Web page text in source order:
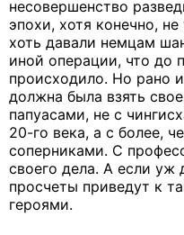
несовершенство
эпохи, хотя конечно,
хоть давали немцам
иной операции, что до
происходило. Но рано
должна была взять
папуасами, не с
20-го века, а с более,
соперниками. С
своего дела. А если уж
просчеты приведут к
героями.